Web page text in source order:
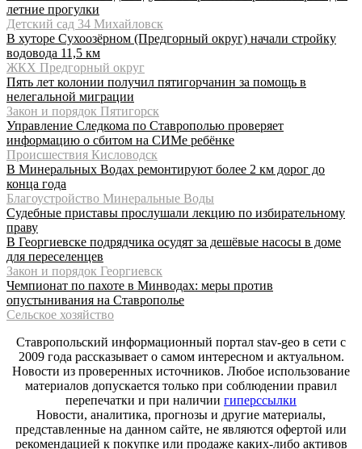
летние прогулки
Детский сад 34 Михайловск
В хуторе Сухоозёрном (Предгорный округ) начали стройку
водовода 11,5 км
ЖКХ Предгорный округ
Пять лет колонии получил пятигорчанин за помощь в
нелегальной миграции
Закон и порядок Пятигорск
Управление Следкома по Ставрополью проверяет
информацию о сбитом на СИМе ребёнке
Происшествия Кисловодск
В Минеральных Водах ремонтируют более 2 км дорог до
конца года
Благоустройство Минеральные Воды
Судебные приставы прослушали лекцию по избирательному
праву
В Георгиевске подрядчика осудят за дешёвые насосы в доме
для переселенцев
Закон и порядок Георгиевск
Чемпионат по пахоте в Минводах: меры против
опустынивания на Ставрополье
Сельское хозяйство
Ставропольский информационный портал stav-geo в сети с
2009 года рассказывает о самом интересном и актуальном.
Новости из проверенных источников. Любое использование
материалов допускается только при соблюдении правил
перепечатки и при наличии гиперссылки
Новости, аналитика, прогнозы и другие материалы,
представленные на данном сайте, не являются офертой или
рекомендацией к покупке или продаже каких-либо активов